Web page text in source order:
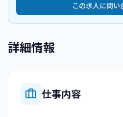
この求人に問い
詳細情報
仕事内容